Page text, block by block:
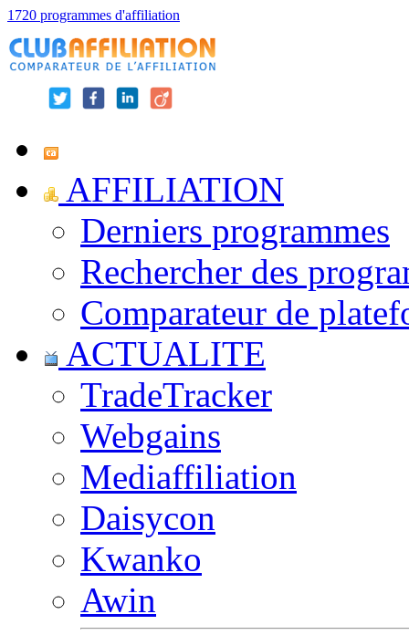
1720 programmes d'affiliation
AFFILIATION
Derniers programmes
Rechercher des
Comparateur de
ACTUALITE
TradeTracker
Webgains
Mediaffiliation
Daisycon
Kwanko
Awin